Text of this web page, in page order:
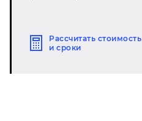
Рассчитать стоимость
и сроки